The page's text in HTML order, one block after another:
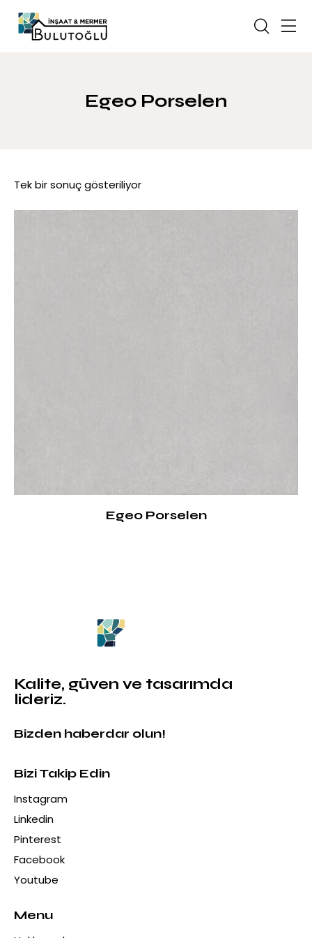
Egeo Porselen
Tek bir sonuç gösteriliyor
Egeo Porselen
Kalite, güven ve tasarımda
lideriz.
Bizden haberdar olun!
Bizi Takip Edin
Instagram
Linkedin
Pinterest
Facebook
Youtube
Menu